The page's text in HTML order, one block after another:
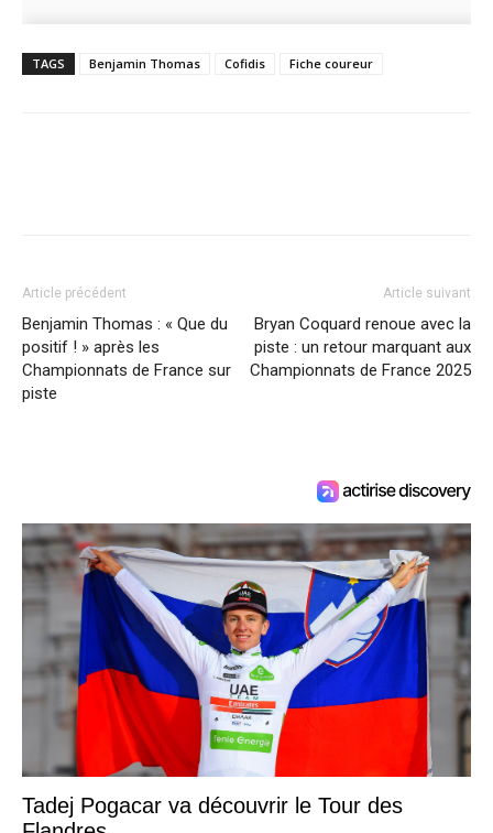
TAGS Benjamin Thomas Cofidis Fiche coureur
Article précédent
Benjamin Thomas : « Que du
positif ! » après les
Championnats de France sur
piste
Article suivant
Bryan Coquard renoue avec la
piste : un retour marquant aux
Championnats de France 2025
Tadej Pogacar va découvrir le Tour des